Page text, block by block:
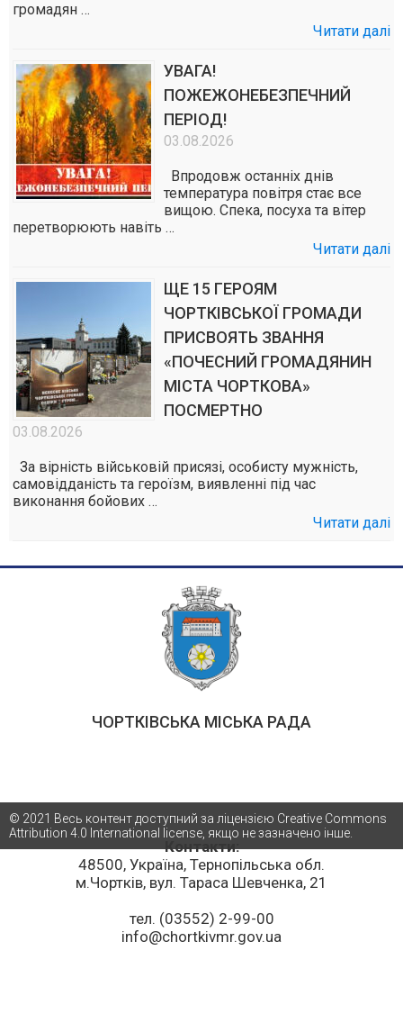
громадян …
Читати далі
УВАГА!
ПОЖЕЖОНЕБЕЗПЕЧНИЙ
ПЕРІОД!
03.08.2026
Впродовж останніх днів
температура повітря стає все
вищою. Спека, посуха та вітер
перетворюють навіть …
Читати далі
ЩЕ 15 ГЕРОЯМ
ЧОРТКІВСЬКОЇ ГРОМАДИ
ПРИСВОЯТЬ ЗВАННЯ
«ПОЧЕСНИЙ ГРОМАДЯНИН
МІСТА ЧОРТКОВА»
ПОСМЕРТНО
03.08.2026
За вірність військовій присязі, особисту мужність,
самовідданість та героїзм, виявленні під час
виконання бойових …
Читати далі
ЧОРТКІВСЬКА МІСЬКА РАДА
Контакти:
48500, Україна, Тернопільська обл.
м.Чортків, вул. Тараса Шевченка, 21
тел. (03552) 2-99-00
info@chortkivmr.gov.ua
© 2021 Весь контент доступний за ліцензією Creative Commons
Attribution 4.0 International license, якщо не зазначено інше.